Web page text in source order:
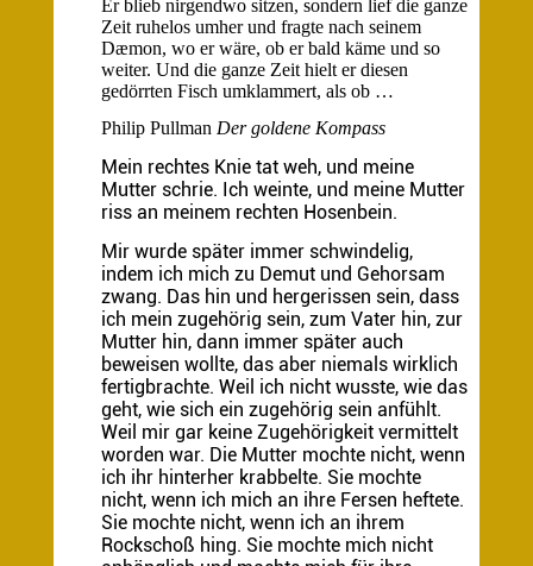
Er blieb nirgendwo sitzen, sondern lief die ganze
Zeit ruhelos umher und fragte nach seinem
Dæmon, wo er wäre, ob er bald käme und so
weiter. Und die ganze Zeit hielt er diesen
gedörrten Fisch umklammert, als ob …
Philip Pullman Der goldene Kompass
Mein rechtes Knie tat weh, und meine
Mutter schrie. Ich weinte, und meine Mutter
riss an meinem rechten Hosenbein.
Mir wurde später immer schwindelig,
indem ich mich zu Demut und Gehorsam
zwang. Das hin und hergerissen sein, dass
ich mein zugehörig sein, zum Vater hin, zur
Mutter hin, dann immer später auch
beweisen wollte, das aber niemals wirklich
fertigbrachte. Weil ich nicht wusste, wie das
geht, wie sich ein zugehörig sein anfühlt.
Weil mir gar keine Zugehörigkeit vermittelt
worden war. Die Mutter mochte nicht, wenn
ich ihr hinterher krabbelte. Sie mochte
nicht, wenn ich mich an ihre Fersen heftete.
Sie mochte nicht, wenn ich an ihrem
Rockschoß hing. Sie mochte mich nicht